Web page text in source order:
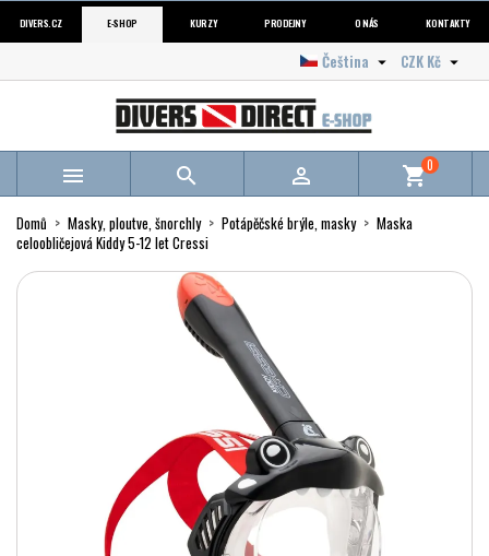
DIVERS.CZ E-SHOP KURZY PRODEJNY O NÁS KONTAKTY
CZK Kč 
Čeština 
   shopping_cart0
Domů Masky, ploutve, šnorchly Potápěčské brýle, masky
Maska
celoobličejová Kiddy 5-12 let Cressi